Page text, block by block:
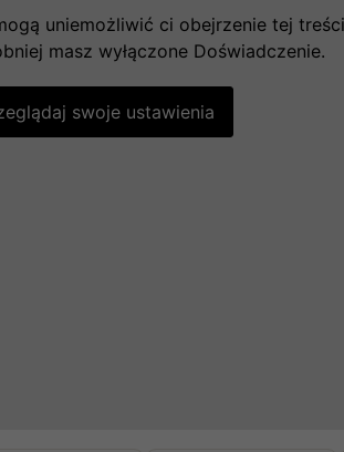
uniemożliwić ci obejrzenie tej
masz wyłączone Doświadczenie.
swoje ustawienia